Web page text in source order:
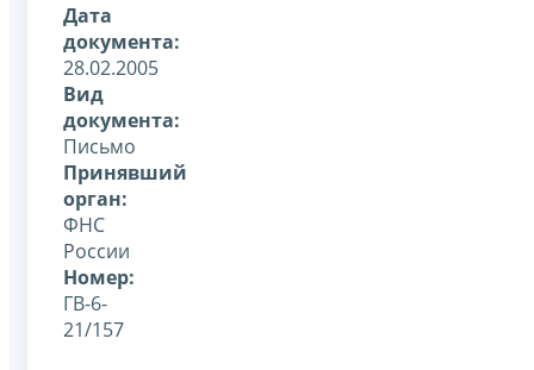
Дата
документа:
28.02.2005
Вид
документа:
Письмо
Принявший
орган:
ФНС
России
Номер:
ГВ-6-
21/157